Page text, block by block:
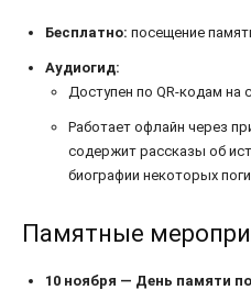
Бесплатно: посещение
Аудиогид:
Доступен по QR-кодам на
Работает офлайн через
содержит рассказы об
биографии некоторых
Памятные
10 ноября — День памяти